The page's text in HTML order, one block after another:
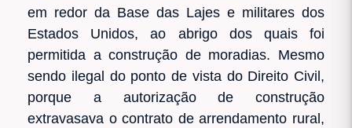
em redor da Base das Lajes e militares dos
Estados Unidos, ao abrigo dos quais foi
permitida a construção de moradias. Mesmo
sendo ilegal do ponto de vista do Direito Civil,
porque a autorização de construção
extravasava o contrato de arrendamento rural,